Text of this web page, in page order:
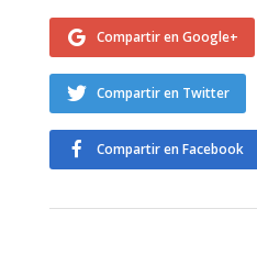
Compartir en Google+
Compartir en Twitter
Compartir en Facebook